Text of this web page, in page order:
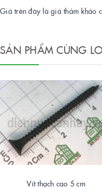
Giá trên đây là giá thảm khảo
SẢN PHẨM CÙNG
Vít thạch cao 5 cm